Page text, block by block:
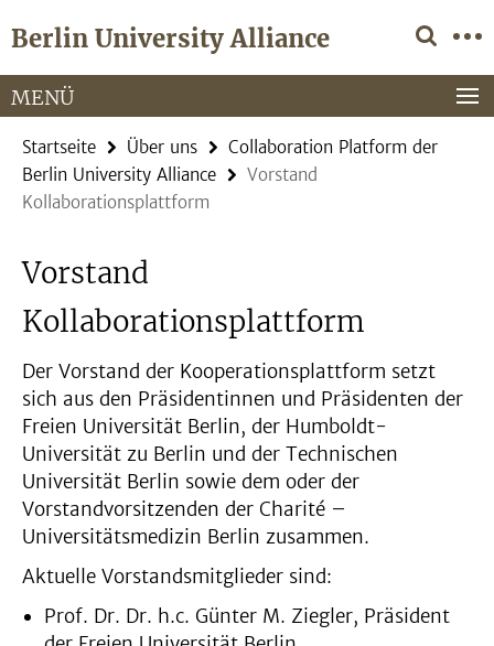
direkt
Inhalt
Berlin University Alliance
Service-
Navigation
MENÜ
Startseite Über uns
Collaboration Platform der
Berlin University Alliance
Vorstand
Kollaborationsplattform
Vorstand
Kollaborationsplattform
Der Vorstand der Kooperationsplattform setzt
sich aus den Präsidentinnen und Präsidenten der
Freien Universität Berlin, der Humboldt-
Universität zu Berlin und der Technischen
Universität Berlin sowie dem oder der
Vorstandvorsitzenden der Charité –
Universitätsmedizin Berlin zusammen.
Aktuelle Vorstandsmitglieder sind:
Prof. Dr. Dr. h.c. Günter M. Ziegler, Präsident